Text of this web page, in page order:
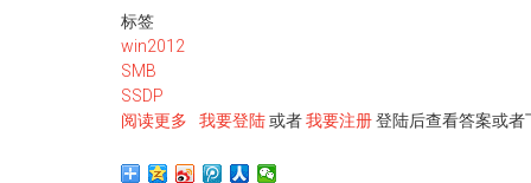
标签
win2012
SMB
SSDP
阅读更多 关
Windows
我要登陆或者我要注册登陆后查看答案或